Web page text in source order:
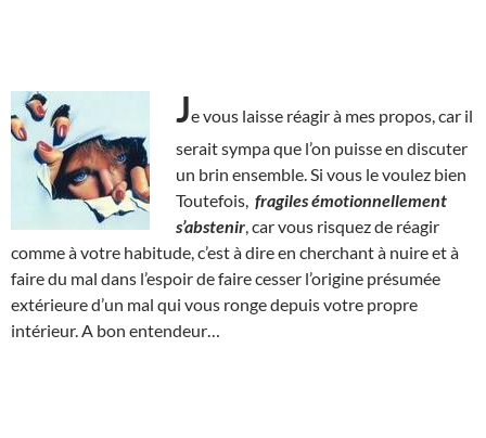
Je vous laisse réagir à mes propos, car il
serait sympa que l’on puisse en discuter
un brin ensemble. Si vous le voulez bien
Toutefois, fragiles émotionnellement
s’abstenir , car vous risquez de réagir
comme à votre habitude, c’est à dire en cherchant à nuire et à
faire du mal dans l’espoir de faire cesser l’origine présumée
extérieure d’un mal qui vous ronge depuis votre propre
intérieur. A bon entendeur…